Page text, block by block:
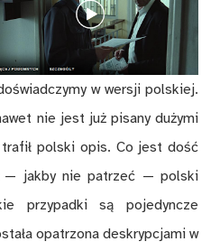
w wersji polskiej.
nie jest już pisany dużymi
polski opis. Co jest dość
— jakby nie patrzeć — polski
przypadki są pojedyncze
opatrzona deskrypcjami w